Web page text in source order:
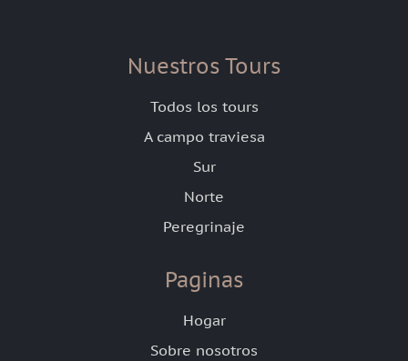
Nuestros Tours
Todos los tours
A campo traviesa
Sur
Norte
Peregrinaje
Paginas
Hogar
Sobre nosotros